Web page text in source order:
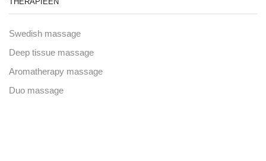
Swedish massage
Deep tissue massage
Aromatherapy massage
Duo massage